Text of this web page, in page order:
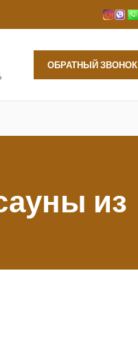
ОБРАТНЫЙ ЗВОНОК
из